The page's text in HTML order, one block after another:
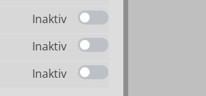
Inaktiv
Inaktiv
Inaktiv